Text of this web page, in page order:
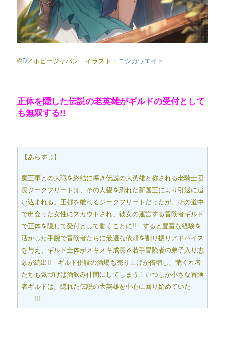
©D ／ホビージャパン イラスト： ニシカワエイト
正体を隠した伝説の老英雄がギルドの受付として
も無双する!!
【あらすじ】
魔王軍との大戦を終結に導き伝説の大英雄と称される老騎士団
長ジークフリートは、その人望を恐れた新国王により引退に追
い込まれる。王都を離れるジークフリートだったが、その道中
で出会った女性にスカウトされ、彼女の運営する冒険者ギルド
で正体を隠して受付として働くことに!! すると豊富な経験を
活かした手腕で冒険者たちに最適な依頼を割り振りアドバイス
を与え、ギルド全体がメキメキ成長＆若手冒険者の弟子入り志
願が続出!! ギルド併設の酒場も売り上げが倍増し、荒くれ者
たちも気づけば酒飲み仲間にしてしまう！いつしか小さな冒険
者ギルドは、隠れた伝説の大英雄を中心に回り始めていた
――!!!